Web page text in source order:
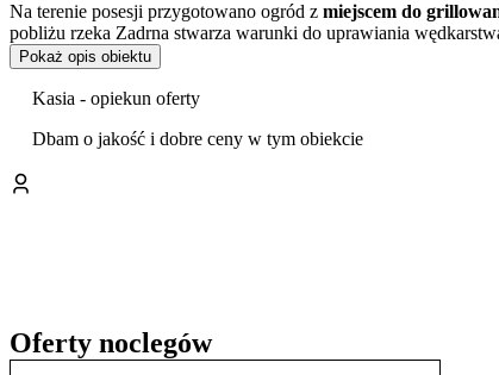
Na terenie posesji przygotowano ogród z miejscem do
pobliżu rzeka Zadrna stwarza warunki do uprawiania
Goście wysoko oceniają czystość obiektu, obsługę oraz wygodę
Apartament stanowi dogodną bazę wypadową do zwiedzania
Bazylika w Krzeszowie (4,2 km) oraz podziemny kompleks
Obiekt zapewnia
Pokaż opis obiektu
Kasia - opiekun oferty
Dbam o jakość i dobre ceny w tym obiekcie
Oferty noclegów